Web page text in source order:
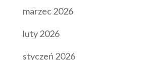
marzec 2026
luty 2026
styczeń 2026